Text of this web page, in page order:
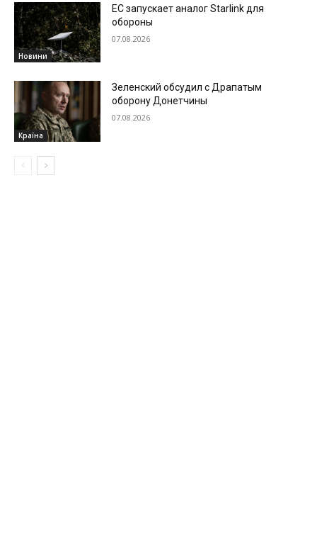
Новини
ЕС запускает аналог Starlink для
обороны
07.08.2026
Країна
Зеленский обсудил с Драпатым
оборону Донетчины
07.08.2026